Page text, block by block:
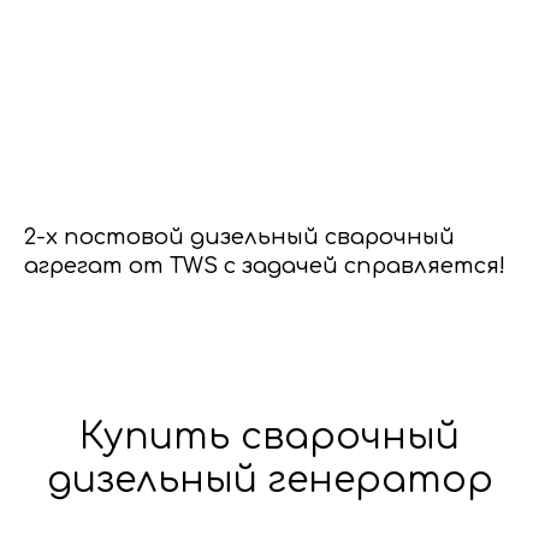
2-х постовой дизельный сварочный
агрегат от TWS с задачей справляется!
Купить сварочный
дизельный генератор